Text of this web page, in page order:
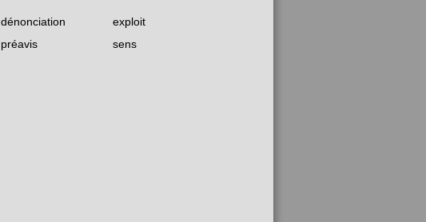
dénonciation
exploit
préavis
sens